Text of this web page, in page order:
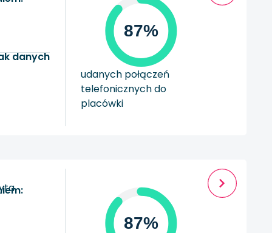
danych
87%
udanych połączeń
telefonicznych do
placówki
87%